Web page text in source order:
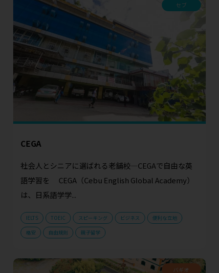
セブ
CEGA
社会人とシニアに選ばれる老舗校—CEGAで自由な英
語学習を CEGA（Cebu English Global Academy）
は、日系語学学...
IELTS TOEIC スピーキング ビジネス
便利な立地
格安
自由規則 親子留学
バギオ